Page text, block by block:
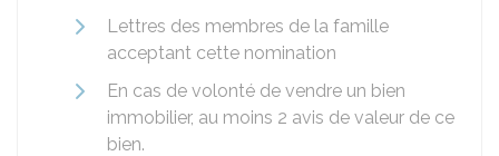
Lettres des membres de la famille
acceptant cette nomination
En cas de volonté de vendre un bien
immobilier, au moins 2 avis de valeur de ce
bien.